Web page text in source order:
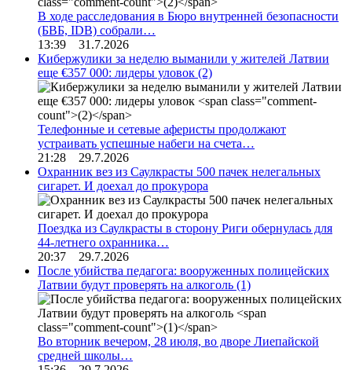
В ходе расследования в Бюро внутренней безопасности
(БВБ, IDB) собрали…
13:39 31.7.2026
Кибержулики за неделю выманили у жителей Латвии
еще €357 000: лидеры уловок (2)
Телефонные и сетевые аферисты продолжают
устраивать успешные набеги на счета…
21:28 29.7.2026
Охранник вез из Саулкрасты 500 пачек нелегальных
сигарет. И доехал до прокурора
Поездка из Саулкрасты в сторону Риги обернулась для
44-летнего охранника…
20:37 29.7.2026
После убийства педагога: вооруженных полицейских
Латвии будут проверять на алкоголь (1)
Во вторник вечером, 28 июля, во дворе Лиепайской
средней школы…